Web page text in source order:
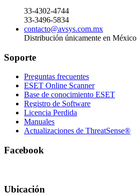
33-4302-4744
33-3496-5834
contacto@avsys.com.mx
Distribución únicamente en México
Soporte
Preguntas frecuentes
ESET Online Scanner
Base de conocimiento ESET
Registro de Software
Licencia Perdida
Manuales
Actualizaciones de ThreatSense®
Facebook
Ubicación